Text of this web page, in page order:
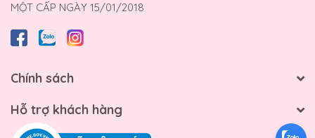
MỘT CẤP NGÀY 15/01/2018
Chính sách
Hỗ trợ khách hàng